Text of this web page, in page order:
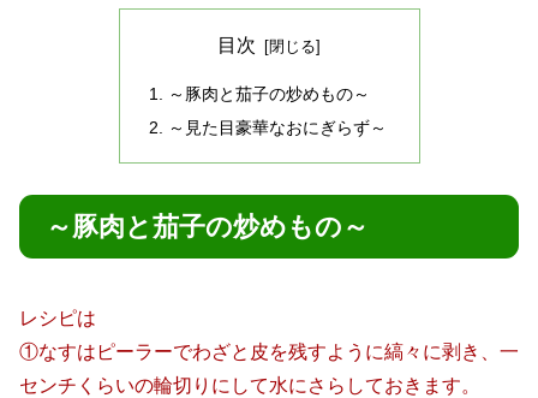
目次
～豚肉と茄子の炒めもの～
～見た目豪華なおにぎらず～
～豚肉と茄子の炒めもの～
レシピは
①なすはピーラーでわざと皮を残すように縞々に剥き、一
センチくらいの輪切りにして水にさらしておきます。